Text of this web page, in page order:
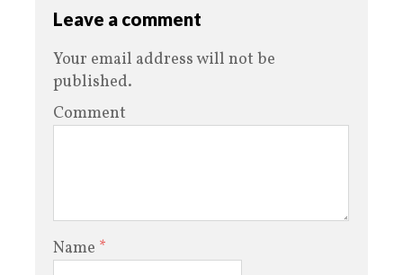
Leave a comment
Your email address will not be
published.
Comment
Name *